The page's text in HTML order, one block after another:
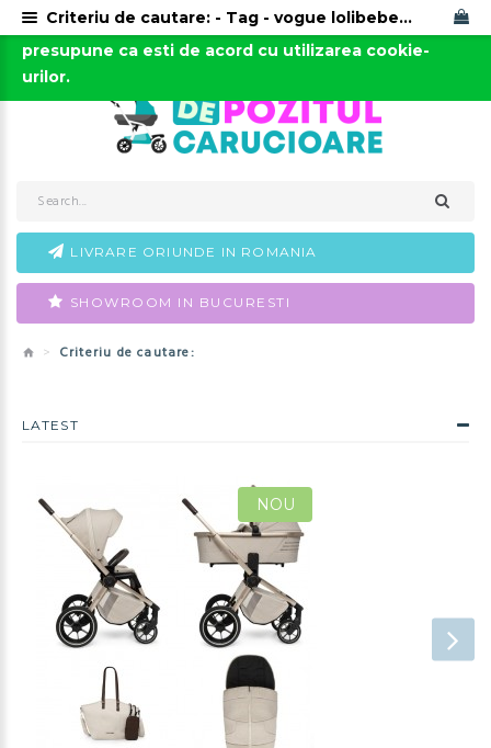
0723-666-005 / 0743-666-006
LIVRARE ORIUNDE IN ROMANIA
SHOWROOM IN BUCURESTI
Criteriu de cautare:
LATEST
NOU
Acest site foloseste cookies. Continuarea navigarii
presupune ca esti de acord cu utilizarea cookie-
urilor.
Criteriu de cautare: - Tag - vogue lolibebe ieftin